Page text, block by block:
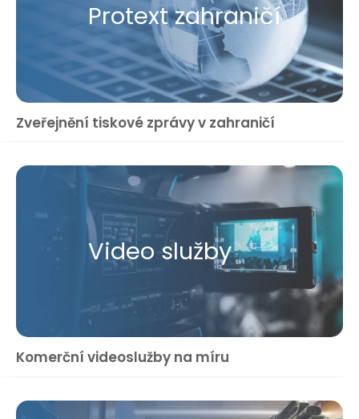
Protext zahraničí
Zveřejnění tiskové zprávy v zahraničí
Video služby
Komerční videoslužby na míru